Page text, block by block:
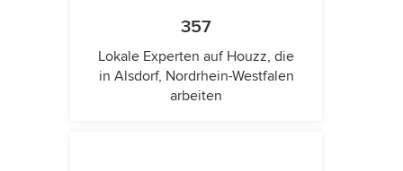
357
Lokale Experten auf Houzz, die
in Alsdorf, Nordrhein-Westfalen
arbeiten